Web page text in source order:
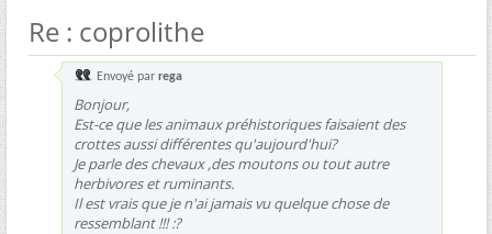
Re : coprolithe
Envoyé par rega
Bonjour,
Est-ce que les animaux préhistoriques faisaient des
crottes aussi différentes qu'aujourd'hui?
Je parle des chevaux ,des moutons ou tout autre
herbivores et ruminants.
Il est vrais que je n'ai jamais vu quelque chose de
ressemblant !!! :?